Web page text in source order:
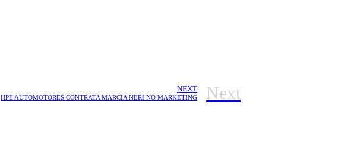
NEXT
HPE AUTOMOTORES CONTRATA MARCIA NERI NO MARKETING Next